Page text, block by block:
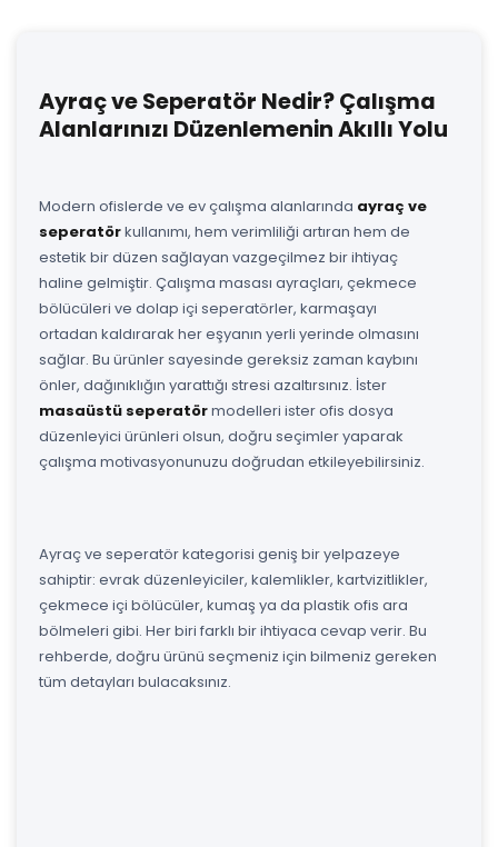
Ayraç ve Seperatör Nedir? Çalışma
Alanlarınızı Düzenlemenin Akıllı Yolu
Modern ofislerde ve ev çalışma alanlarında ayraç ve
seperatörkullanımı, hem verimliliği artıran hem de
estetik bir düzen sağlayan vazgeçilmez bir ihtiyaç
haline gelmiştir. Çalışma masası ayraçları, çekmece
bölücüleri ve dolap içi seperatörler, karmaşayı
ortadan kaldırarak her eşyanın yerli yerinde olmasını
sağlar. Bu ürünler sayesinde gereksiz zaman kaybını
önler, dağınıklığın yarattığı stresi azaltırsınız. İster
masaüstü seperatörmodelleri ister ofis dosya
düzenleyici ürünleri olsun, doğru seçimler yaparak
çalışma motivasyonunuzu doğrudan etkileyebilirsiniz.
Ayraç ve seperatör kategorisi geniş bir yelpazeye
sahiptir: evrak düzenleyiciler, kalemlikler, kartvizitlikler,
çekmece içi bölücüler, kumaş ya da plastik ofis ara
bölmeleri gibi. Her biri farklı bir ihtiyaca cevap verir. Bu
rehberde, doğru ürünü seçmeniz için bilmeniz gereken
tüm detayları bulacaksınız.